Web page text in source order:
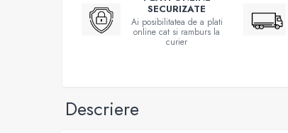
Generatoare
SECURIZATE
Ai posibilitatea de a plati
online cat si ramburs la
curier
Descriere